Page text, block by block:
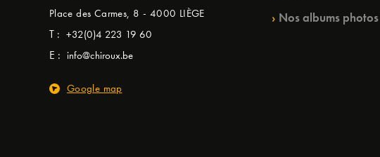
Place des Carmes, 8 - 4000 LIÈGE
T : +32(0)4 223 19 60
E : info@chiroux.be
Google map
Nos albums photos